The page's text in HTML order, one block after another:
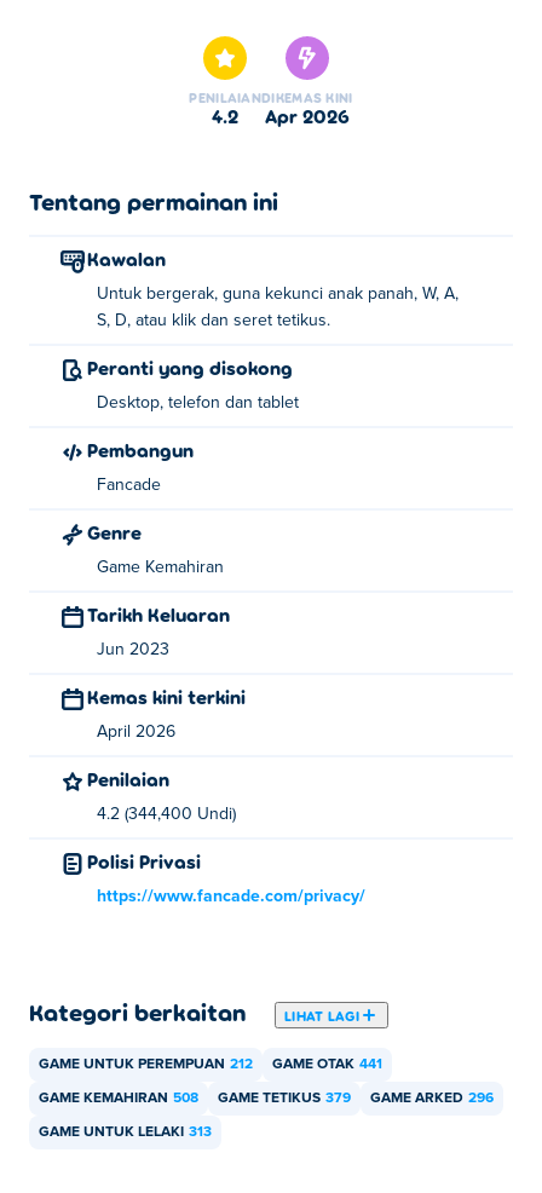
makan segala-galanya kecuali orang! Bergerak di sekitar
tanah dan makan semua yang kelihatan dari kaktus dan
batu ke pokok dan kotak! Setiap teka-teki berkaitan
membawa cabaran yang lebih menarik jadi lihat sejauh
orang!
Bagaimana untuk bermain Gobble?
Pergerakan: Gunakan kekunci anak panah, WASD
bergerak!
Siapa yang mencipta Gobble?
mereka yang lain Poki:
Recoil danSpeed King
Bagaimanakah saya boleh bermain Gobble
secara percuma?
Anda boleh bermain Gobble secara percuma di Poki.
mudah alih dan desktop?
mudah alih anda seperti telefon dan tablet.
PENILAIAN
4.2
DIKEMAS KINI
Apr 2026
Tentang permainan ini
Kawalan
Untuk bergerak, guna kekunci anak panah, W, A,
S, D, atau klik dan seret tetikus.
Peranti yang disokong
Desktop, telefon dan tablet
Pembangun
Fancade
Genre
Game Kemahiran
Tarikh Keluaran
Jun 2023
Kemas kini terkini
April 2026
Penilaian
4.2 (344,400 Undi)
Polisi Privasi
https://www.fancade.com/privacy/
Kategori berkaitan LIHAT LAGI
GAME UNTUK PEREMPUAN 212 GAME OTAK 441
GAME KEMAHIRAN 508 GAME TETIKUS 379 GAME ARKED 296
GAME UNTUK LELAKI 313